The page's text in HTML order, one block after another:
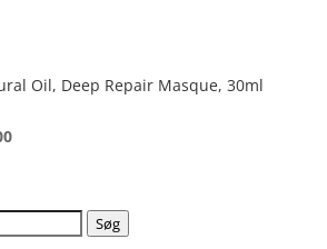
kr. 149,00.
Oil, Deep Repair Masque, 30ml
Den
er:
kr. 24,00.
Søg